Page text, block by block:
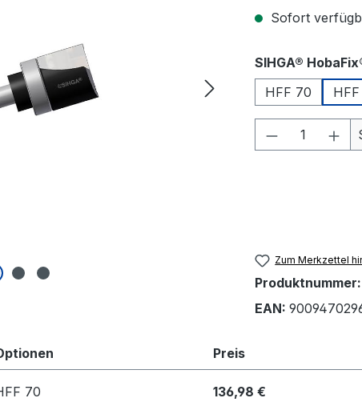
Sofort
SIHGA®
HFF 70
Produkt
Zum Merkzettel
Produktnummer:
EAN:
Preis
70 136,98 €